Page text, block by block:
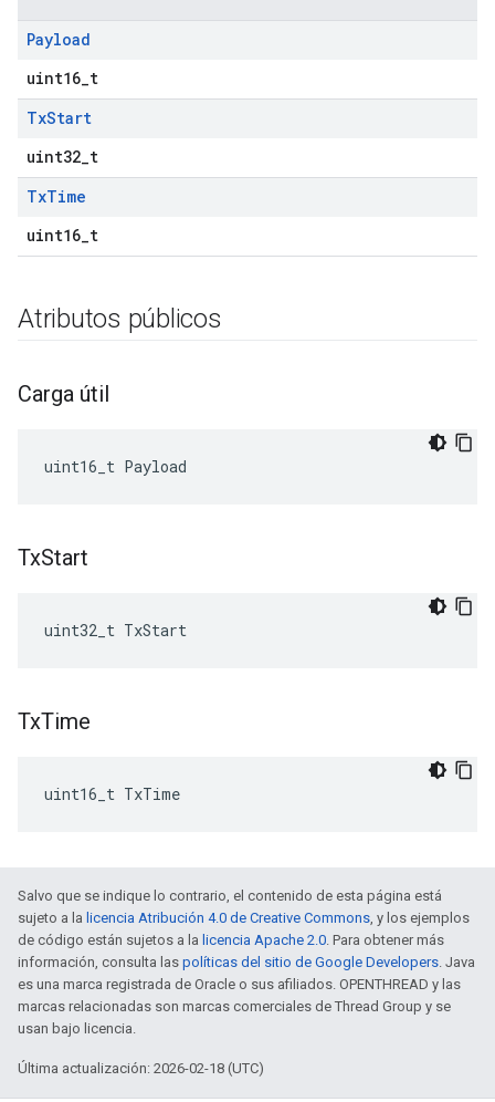
Payload
uint16_t
TxStart
uint32_t
TxTime
uint16_t
Atributos públicos
Carga útil
uint16_t Payload
TxStart
uint32_t TxStart
TxTime
uint16_t TxTime
Salvo que se indique lo contrario, el contenido de esta página está
sujeto a la licencia Atribución 4.0 de Creative Commons, y los ejemplos
de código están sujetos a la licencia Apache 2.0. Para obtener más
información, consulta las políticas del sitio de Google Developers. Java
es una marca registrada de Oracle o sus afiliados. OPENTHREAD y las
marcas relacionadas son marcas comerciales de Thread Group y se
usan bajo licencia.
Última actualización: 2026-02-18 (UTC)